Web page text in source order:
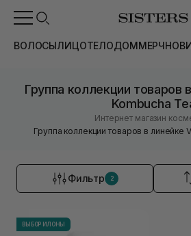
ВОЛОСЫЛИЦОТЕЛОДОММЕРЧ
Группа коллекции товаров
Kombucha
Интернет магазин
Группа коллекции товаров в линейке
Фильтр 2
ВЫБОР ИЛОНЫ